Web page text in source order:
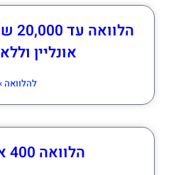
אונליין
להלוואה
הלוואה 400 אלף ש"ח